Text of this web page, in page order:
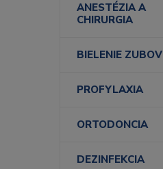
ANESTÉZIA A
CHIRURGIA
BIELENIE ZUBOV
PROFYLAXIA
ORTODONCIA
DEZINFEKCIA